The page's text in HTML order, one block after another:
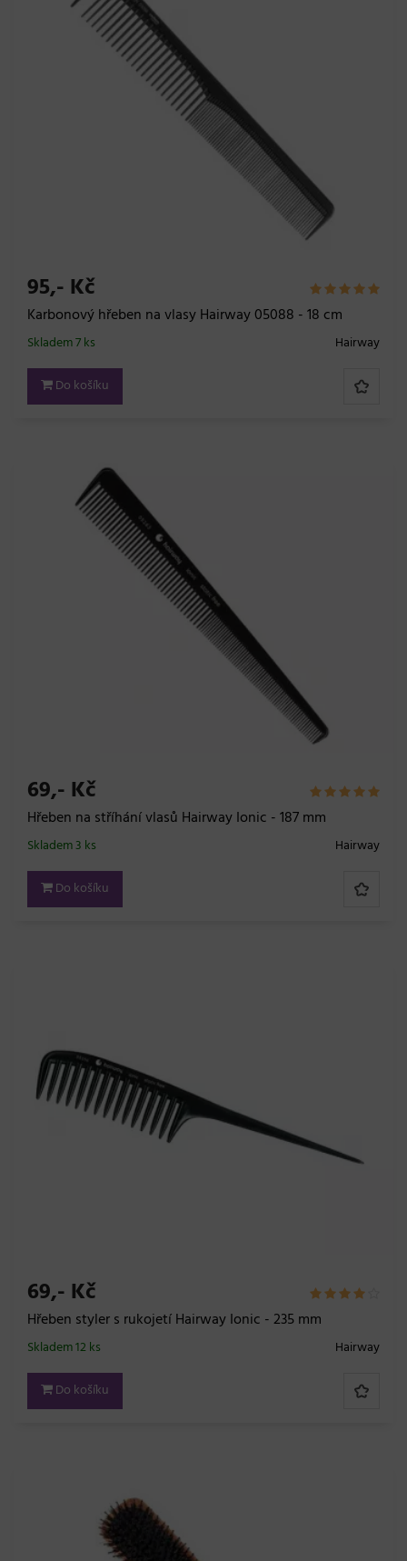
95,- Kč
Karbonový hřeben na vlasy Hairway 05088 - 18 cm
Hairway
Skladem 7 ks
Do košíku
69,- Kč
Hřeben na stříhání vlasů Hairway Ionic - 187 mm
Hairway
Skladem 3 ks
Do košíku
69,- Kč
Hřeben styler s rukojetí Hairway Ionic - 235 mm
Hairway
Skladem 12 ks
Do košíku